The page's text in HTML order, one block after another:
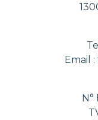
Email
N°